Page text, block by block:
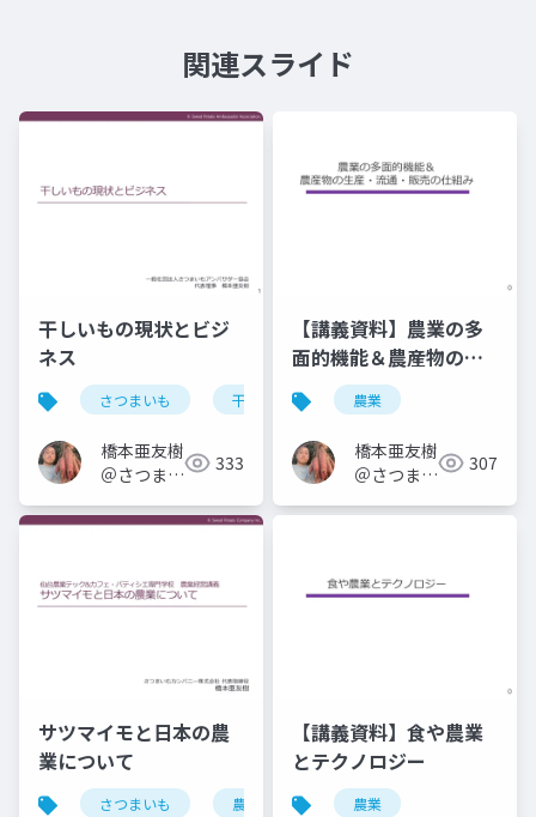
関連スライド
干しいもの現状とビジ
ネス
さつまいも 干しいも
橋本亜友樹
＠さつまい
333
【講義資料】農業の多
面的機能＆農産物の生
産・流通・販売の仕組
み
農業
橋本亜友樹
＠さつまい
307
サツマイモと日本の農
業について
さつまいも 農業
【講義資料】食や農業
とテクノロジー
農業